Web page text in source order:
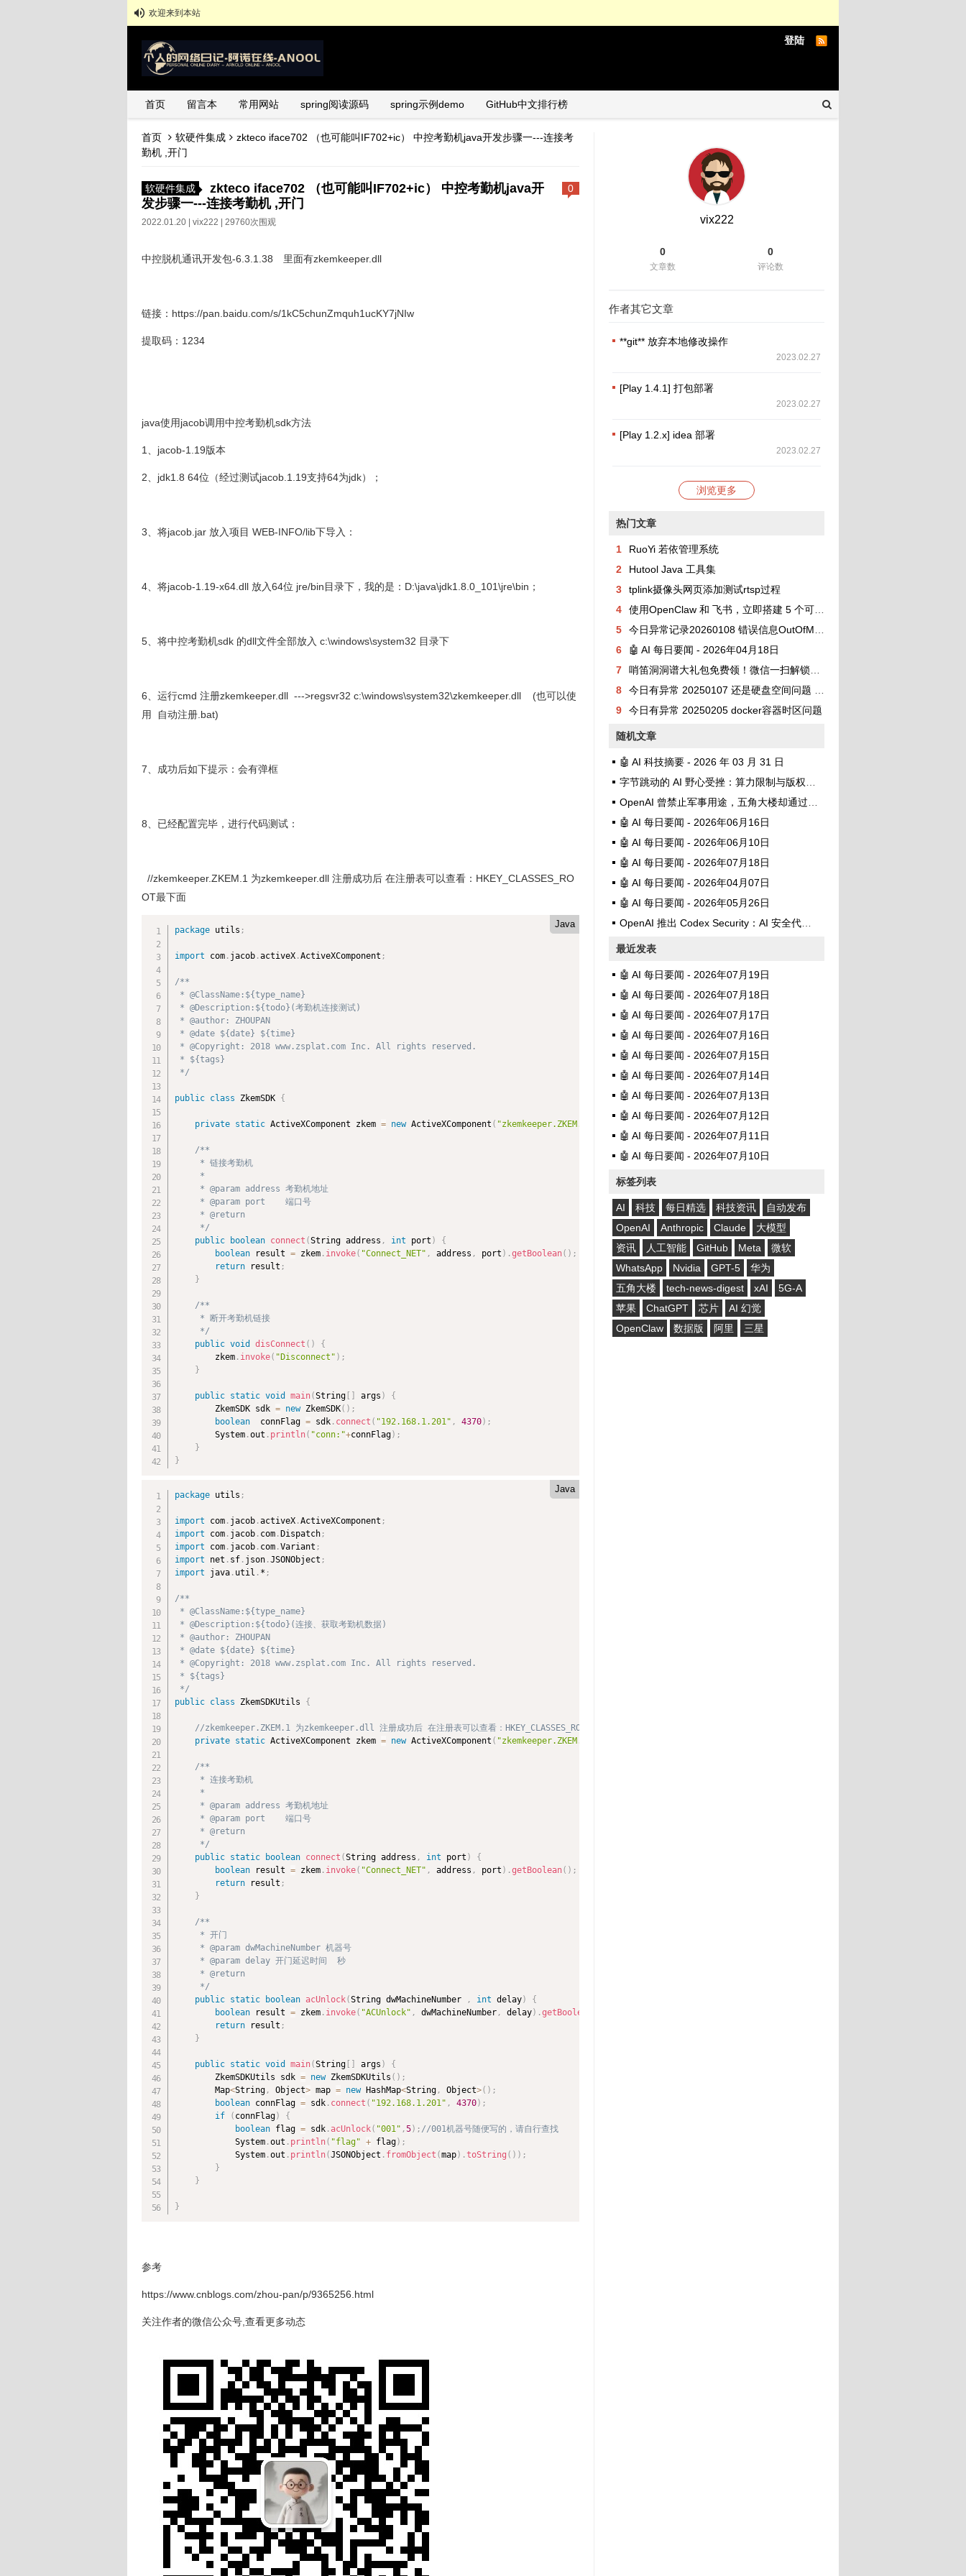
欢迎来到本站
登陆
首页 留言本 常用网站 spring阅读源码 spring示例demo GitHub中文排行榜
首页 软硬件集成
zkteco iface702 （也可能叫IF702+ic） 中控考勤机java开发步骤一---连接考
勤机 ,开门
软硬件集成 0
zkteco iface702 （也可能叫IF702+ic） 中控考勤机java开
发步骤一---连接考勤机 ,开门
2022.01.20 | vix222 | 29760次围观
中控脱机通讯开发包-6.3.1.38 里面有zkemkeeper.dll
链接：https://pan.baidu.com/s/1kC5chunZmquh1ucKY7jNIw
提取码：1234
java使用jacob调用中控考勤机sdk方法
1、jacob-1.19版本
2、jdk1.8 64位（经过测试jacob.1.19支持64为jdk）；
3、将jacob.jar 放入项目 WEB-INFO/lib下导入：
4、将jacob-1.19-x64.dll 放入64位 jre/bin目录下，我的是：D:\java\jdk1.8.0_101\jre\bin；
5、将中控考勤机sdk 的dll文件全部放入 c:\windows\system32 目录下
6、运行cmd 注册zkemkeeper.dll --->regsvr32 c:\windows\system32\zkemkeeper.dll (也可以使
用 自动注册.bat)
7、成功后如下提示：会有弹框
8、已经配置完毕，进行代码测试：
//zkemkeeper.ZKEM.1 为zkemkeeper.dll 注册成功后 在注册表可以查看：HKEY_CLASSES_RO
OT最下面
Java
package utils ;
import com. jacob.activeX.ActiveXComponent ;
/**
* @ClassName:${type_name}
* @Description:${todo}(考勤机连接测试)
* @author: ZHOUPAN
* @date ${date} ${time}
* @Copyright: 2018 www.zsplat.com Inc. All rights reserved.
* ${tags}
*/
public class ZkemSDK {
private static ActiveXComponent zkem = new ActiveXComponent ( "zkemkeeper.ZKEM.1"
/**
     * 链接考勤机
     *
     * @param address 考勤机地址
     * @param port    端口号
     * @return
     */
public
boolean connect (String address , int port )
{
boolean result = zkem. invoke( "Connect_NET" , address , port ) .getBoolean( ) ;
return result ;
}
/**
     * 断开考勤机链接
     */
public void disConnect ( )
{
        zkem
. invoke( "Disconnect" ) ;
}
public static void main(String[ args )
{
        ZkemSDK sdk
= new ZkemSDK( ) ;
boolean
  connFlag
= sdk. connect ( "192.168.1.201" , 4370) ;
        System
.out . println( "conn:"+connFlag) ;
}
}
Java
package utils ;
import com. jacob.activeX.ActiveXComponent ;
import com. jacob. com. Dispatch;
import com. jacob. com.Variant ;
import net . sf. json.JSONObject ;
import java. util . * ;
/**
* @ClassName:${type_name}
* @Description:${todo}(连接、获取考勤机数据)
* @author: ZHOUPAN
* @date ${date} ${time}
* @Copyright: 2018 www.zsplat.com Inc. All rights reserved.
* ${tags}
*/
public
class ZkemSDKUtils {
//zkemkeeper.ZKEM.1 为zkemkeeper.dll 注册成功后 在注册表可以查看：HKEY_CLASSES_ROOT最下面
private
static ActiveXComponent zkem = new ActiveXComponent ( "zkemkeeper.ZKEM.1"
/**
     * 连接考勤机
     *
     * @param address 考勤机地址
     * @param port    端口号
     * @return
     */
public
static boolean connect (String address , int port )
{
boolean result = zkem. invoke( "Connect_NET" , address , port ) .getBoolean( ) ;
return result ;
}
/**
     * 开门
     * @param dwMachineNumber 机器号
     * @param delay 开门延迟时间  秒
     * @return
     */
public
static boolean acUnlock(String dwMachineNumber , int delay)
{
boolean result = zkem. invoke( "ACUnlock" , dwMachineNumber, delay) .getBoolean
return result ;
}
public static void main(String[ args )
{
        ZkemSDKUtils sdk
= new ZkemSDKUtils ( ) ;
        Map
<String, Object> map = new HashMap<String, Object>( ) ;
boolean connFlag = sdk. connect ( "192.168.1.201" , 4370) ;
if
( connFlag)
{
boolean flag = sdk. acUnlock( "001" ,5) ; //001机器号随便写的，请自行查找
            System
.out . println( "flag" + flag) ;
            System
.out . println(JSONObject . fromObject (map) .toString ( ) ) ;
}
}
}
参考
https://www.cnblogs.com/zhou-pan/p/9365256.html
关注作者的微信公众号,查看更多动态
vix222
0
文章数
0
评论数
作者其它文章
**git** 放弃本地修改操作
2023.02.27
[Play 1.4.1] 打包部署
2023.02.27
[Play 1.2.x] idea 部署
2023.02.27
浏览更多
热门文章
1
RuoYi 若依管理系统
2
Hutool Java 工具集
3
tplink摄像头网页添加测试rtsp过程
4
使用OpenClaw 和 飞书，立即搭建 5 个可协作的 AI 助理团队
5
今日异常记录20260108 错误信息OutOfMemoryError: unable to create new native thread
6
🤖 AI 每日要闻 - 2026年04月18日
7
哨笛洞洞谱大礼包免费领！微信一扫解锁百首曲谱
8
今日有异常 20250107 还是硬盘空间问题 No space left on device
9
今日有异常 20250205 docker容器时区问题
随机文章
🤖 AI 科技摘要 - 2026 年 03 月 31 日
字节跳动的 AI 野心受挫：算力限制与版权担忧双重夹击
OpenAI 曾禁止军事用途，五角大楼却通过微软偷偷测试其模型
🤖 AI 每日要闻 - 2026年06月16日
🤖 AI 每日要闻 - 2026年06月10日
🤖 AI 每日要闻 - 2026年07月18日
🤖 AI 每日要闻 - 2026年04月07日
🤖 AI 每日要闻 - 2026年05月26日
OpenAI 推出 Codex Security：AI 安全代理正式亮相
最近发表
🤖 AI 每日要闻 - 2026年07月19日
🤖 AI 每日要闻 - 2026年07月18日
🤖 AI 每日要闻 - 2026年07月17日
🤖 AI 每日要闻 - 2026年07月16日
🤖 AI 每日要闻 - 2026年07月15日
🤖 AI 每日要闻 - 2026年07月14日
🤖 AI 每日要闻 - 2026年07月13日
🤖 AI 每日要闻 - 2026年07月12日
🤖 AI 每日要闻 - 2026年07月11日
🤖 AI 每日要闻 - 2026年07月10日
标签列表
AI 科技 每日精选 科技资讯
自动发布
OpenAI
Anthropic Claude
大模型
资讯
人工智能 GitHub Meta
微软
WhatsApp
Nvidia GPT-5
华为
五角大楼
tech-news-digest xAI
5G-A
苹果
ChatGPT 芯片
AI 幻觉
OpenClaw
数据版 阿里 三星